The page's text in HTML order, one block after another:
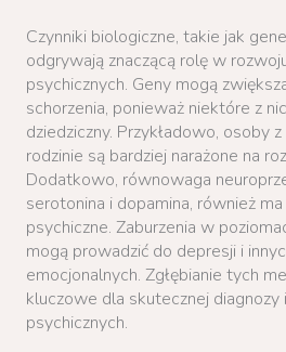
Czynniki biologiczne, takie jak
odgrywają znaczącą rolę w
psychicznych. Geny mogą
schorzenia, ponieważ niektóre z
dziedziczny. Przykładowo, osoby
rodzinie są bardziej narażone na
Dodatkowo, równowaga
serotonina i dopamina, również
psychiczne. Zaburzenia w
mogą prowadzić do depresji i
emocjonalnych. Zgłębianie tych
kluczowe dla skutecznej diagnozy
psychicznych.